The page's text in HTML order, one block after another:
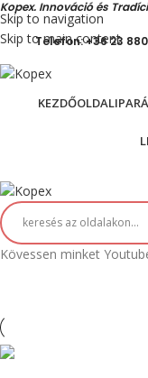
Skip to navigation
Skip to main content
Kopex. Innováció és
Telefon: +36 23
KEZDŐOLDAL
Kövessen minket